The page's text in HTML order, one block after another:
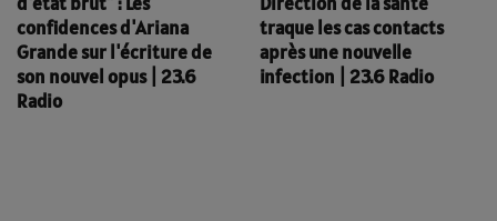
confidences d'Ariana
Grande sur l'écriture de
son nouvel opus | 23.6
Radio
traque les cas contacts
après une nouvelle
infection | 23.6 Radio